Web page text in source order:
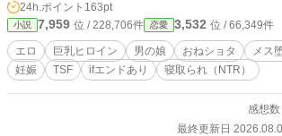
外見を持つ青年。 彼は転生先の歓楽街で娼館に迷い込み、
そこで娼婦・セレアティナに出会い
アの方も彼を気に入り、紆余曲折の果
秘密結社の打倒を目指す事となった。 無論――立ち塞がる
者も居る。 結社と繋がる権力者、清
悪意が混ざり合い、清也は「2ヶ月以
れば、女体化して娼婦となる」とい
24h.ポイント 163pt
小説 7,959 位 / 228,706件 恋愛 3,532 位 / 66,349件
エロ 巨乳ヒロイン 男の娘 おねショタ メス
妊娠
TSF ifエンドあり 寝取られ（NTR）
感想
最終更新日